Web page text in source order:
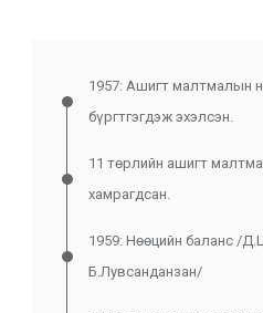
1957: Ашигт малтмалын
бүргтгэгдэж эхэлсэн.
11 төрлийн ашигт
хамрагдсан.
1959: Нөөцийн баланс /
Б.Лувсанданзан/